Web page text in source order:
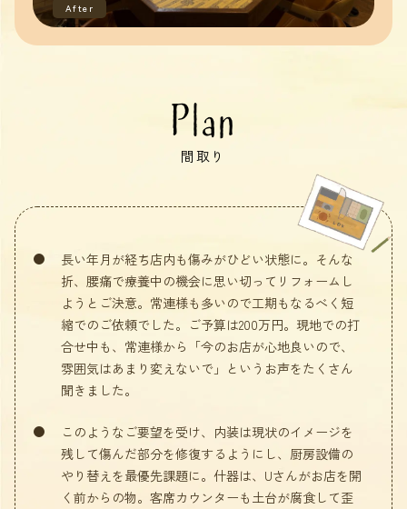
After
Plan
間取り
長い年月が経ち店内も傷みがひどい状態に。そんな
折、腰痛で療養中の機会に思い切ってリフォームし
ようとご決意。常連様も多いので工期もなるべく短
縮でのご依頼でした。ご予算は200万円。現地での打
合せ中も、常連様から「今のお店が心地良いので、
雰囲気はあまり変えないで」というお声をたくさん
聞きました。
このようなご要望を受け、内装は現状のイメージを
残して傷んだ部分を修復するようにし、厨房設備の
やり替えを最優先課題に。什器は、Uさんがお店を開
く前からの物。客席カウンターも土台が腐食して歪